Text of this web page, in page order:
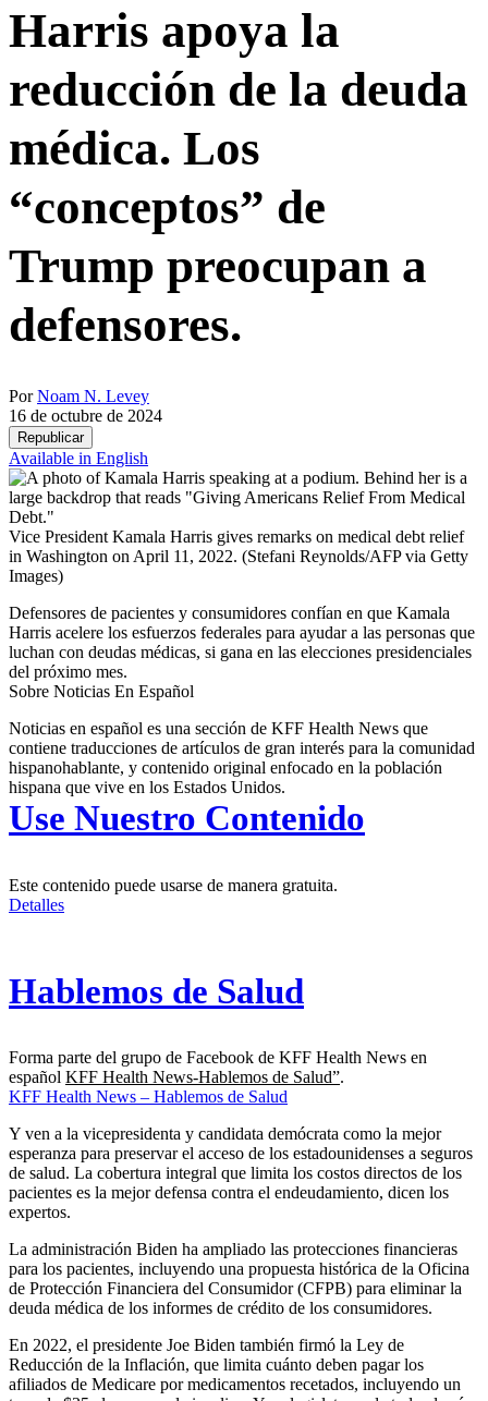
Harris apoya la
reducción de la deuda
médica. Los
“conceptos” de
Trump preocupan a
defensores.
PorNoam N. Levey
16 de octubre de 2024
Republicar
Available in English
Vice President Kamala Harris gives remarks on medical debt relief
in Washington on April 11, 2022. (Stefani Reynolds/AFP via Getty
Images)
Defensores de pacientes y consumidores confían en que Kamala
Harris acelere los esfuerzos federales para ayudar a las personas que
luchan con deudas médicas, si gana en las elecciones presidenciales
del próximo mes.
Sobre Noticias En Español
Noticias en español es una sección de KFF Health News que
contiene traducciones de artículos de gran interés para la comunidad
hispanohablante, y contenido original enfocado en la población
hispana que vive en los Estados Unidos.
Use Nuestro Contenido
Este contenido puede usarse de manera gratuita.
Detalles
Hablemos de Salud
Forma parte del grupo de Facebook de KFF Health News en
español KFF Health News-Hablemos de Salud”.
KFF Health News – Hablemos de Salud
Y ven a la vicepresidenta y candidata demócrata como la mejor
esperanza para preservar el acceso de los estadounidenses a seguros
de salud. La cobertura integral que limita los costos directos de los
pacientes es la mejor defensa contra el endeudamiento, dicen los
expertos.
La administración Biden ha ampliado las protecciones financieras
para los pacientes, incluyendo una propuesta histórica de la Oficina
de Protección Financiera del Consumidor (CFPB) para eliminar la
deuda médica de los informes de crédito de los consumidores.
En 2022, el presidente Joe Biden también firmó la Ley de
Reducción de la Inflación, que limita cuánto deben pagar los
afiliados de Medicare por medicamentos recetados, incluyendo un